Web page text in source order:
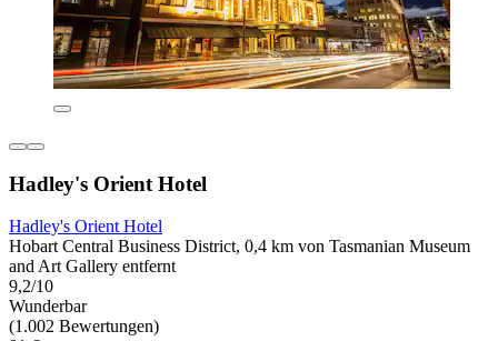
Hadley's Orient Hotel
Hadley's Orient Hotel
Hobart Central Business District, 0,4 km von Tasmanian Museum
and Art Gallery entfernt
9,2/10
Wunderbar
(1.002 Bewertungen)